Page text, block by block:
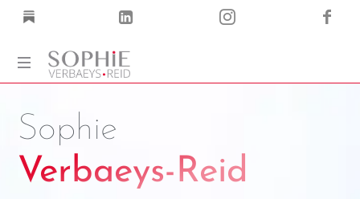
·
Mots
Sophie
Verbaeys-Reid